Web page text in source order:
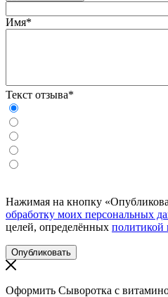
Имя*
Текст отзыва*
Нажимая на кнопку
обработку моих персональных
целей, определённых политикой
Оформить Сыворотка с